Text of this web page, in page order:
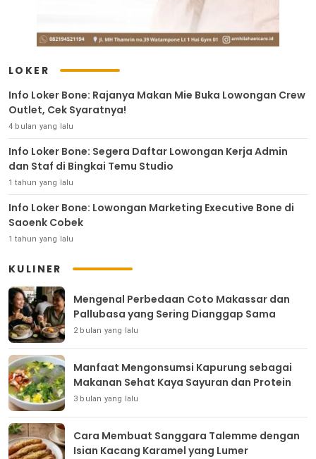
LOKER
Info Loker Bone: Rajanya Makan Mie Buka Lowongan Crew
Outlet, Cek Syaratnya!
4 bulan yang lalu
Info Loker Bone: Segera Daftar Lowongan Kerja Admin
dan Staf di Bingkai Temu Studio
1 tahun yang lalu
Info Loker Bone: Lowongan Marketing Executive Bone di
Saoenk Cobek
1 tahun yang lalu
KULINER
Mengenal Perbedaan Coto Makassar dan
Pallubasa yang Sering Dianggap Sama
2 bulan yang lalu
Manfaat Mengonsumsi Kapurung sebagai
Makanan Sehat Kaya Sayuran dan Protein
3 bulan yang lalu
Cara Membuat Sanggara Talemme dengan
Isian Kacang Karamel yang Lumer